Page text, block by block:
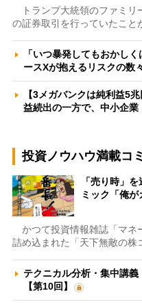
トランプ大統領のファミリ
の証券取引を行っていたこと
「いつ暴発してもおかし
ースXが抱えるリスクの数
【3メガバンクは純利益5
益続出の一方で、中小企
投資ノウハウ満載コ
「売り時」
ミック「俺が
かつて投資情報雑誌「マネ
詰め込まれた「天下無敵の株
テクニカル分析・集中講
【第10回】